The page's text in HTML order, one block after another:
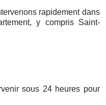
rapidement dans
y compris Saint-
sous 24 heures pour